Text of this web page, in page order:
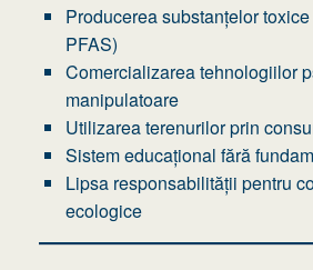
Producerea substanțelor
PFAS)
Comercializarea tehnologiilor
manipulatoare
Utilizarea terenurilor prin
Sistem educațional fără
Lipsa responsabilității pentru
ecologice